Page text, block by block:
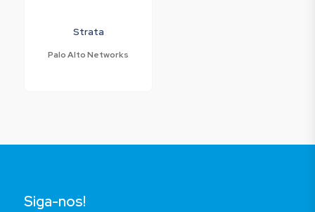
Strata
Palo Alto Networks
Siga-nos!